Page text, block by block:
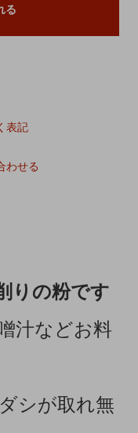
る
表記
わせる
りの粉です
汁などお料
シが取れ無